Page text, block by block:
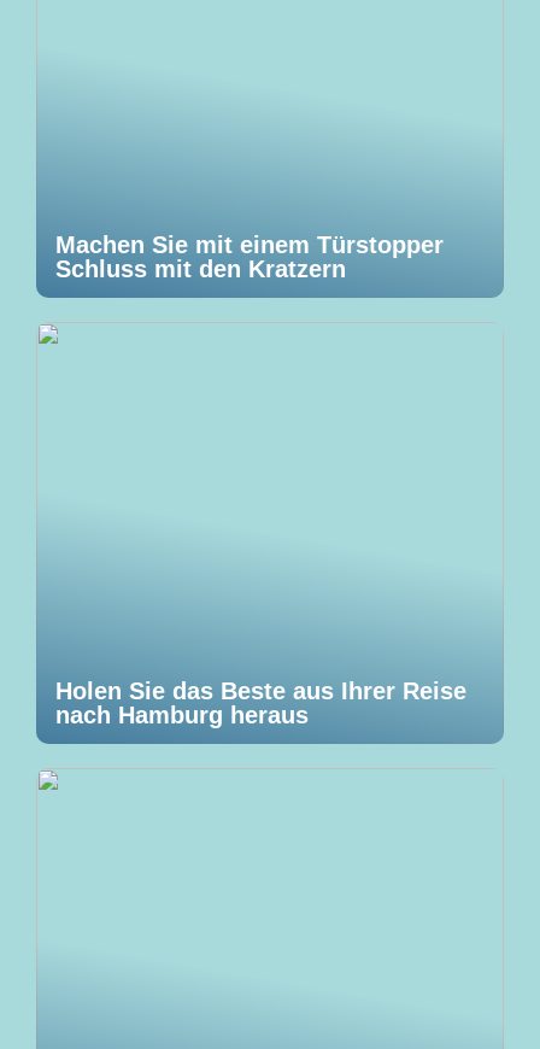
Machen Sie mit einem Türstopper
Schluss mit den Kratzern
Holen Sie das Beste aus Ihrer Reise
nach Hamburg heraus